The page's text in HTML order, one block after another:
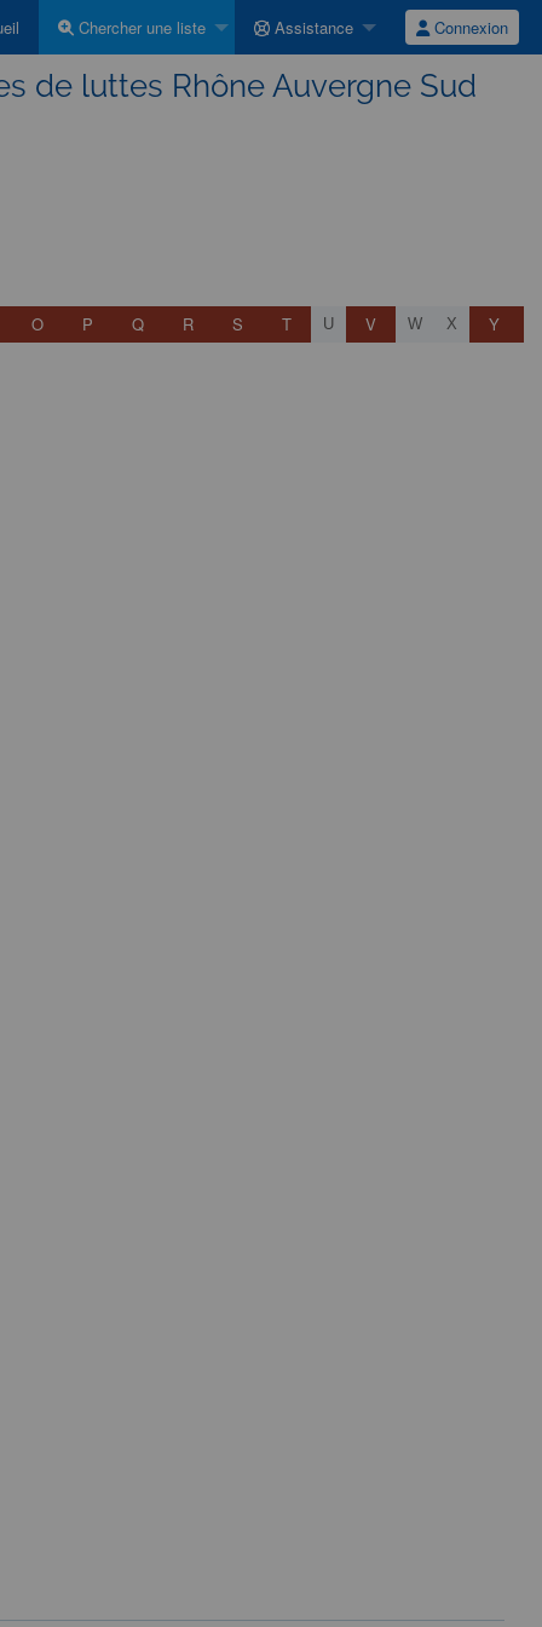
Chercher une liste Assistance Connexion
de luttes Rhône Auvergne Sud
O P Q R S T U V W X Y